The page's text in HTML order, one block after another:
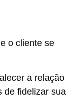
o cliente se
a relação
de fidelizar sua